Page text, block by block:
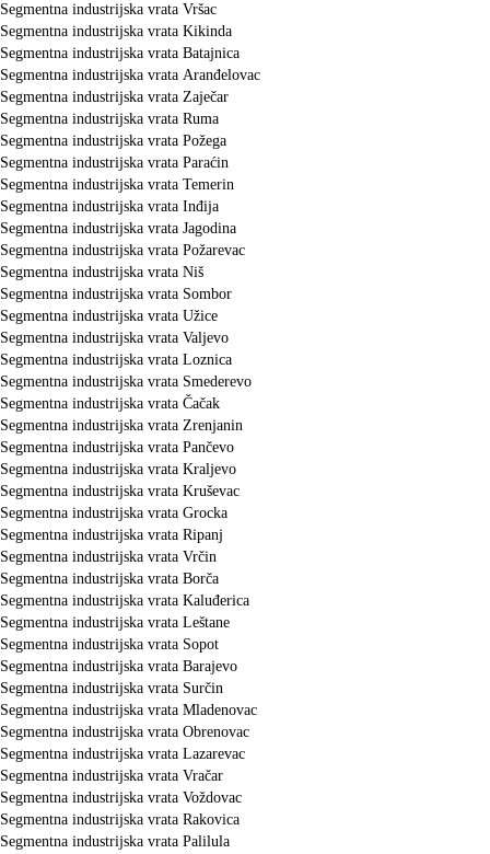
Segmentna industrijska vrata Vršac
Segmentna industrijska vrata Kikinda
Segmentna industrijska vrata Batajnica
Segmentna industrijska vrata Aranđelovac
Segmentna industrijska vrata Zaječar
Segmentna industrijska vrata Ruma
Segmentna industrijska vrata Požega
Segmentna industrijska vrata Paraćin
Segmentna industrijska vrata Temerin
Segmentna industrijska vrata Inđija
Segmentna industrijska vrata Jagodina
Segmentna industrijska vrata Požarevac
Segmentna industrijska vrata Niš
Segmentna industrijska vrata Sombor
Segmentna industrijska vrata Užice
Segmentna industrijska vrata Valjevo
Segmentna industrijska vrata Loznica
Segmentna industrijska vrata Smederevo
Segmentna industrijska vrata Čačak
Segmentna industrijska vrata Zrenjanin
Segmentna industrijska vrata Pančevo
Segmentna industrijska vrata Kraljevo
Segmentna industrijska vrata Kruševac
Segmentna industrijska vrata Grocka
Segmentna industrijska vrata Ripanj
Segmentna industrijska vrata Vrčin
Segmentna industrijska vrata Borča
Segmentna industrijska vrata Kaluđerica
Segmentna industrijska vrata Leštane
Segmentna industrijska vrata Sopot
Segmentna industrijska vrata Barajevo
Segmentna industrijska vrata Surčin
Segmentna industrijska vrata Mladenovac
Segmentna industrijska vrata Obrenovac
Segmentna industrijska vrata Lazarevac
Segmentna industrijska vrata Vračar
Segmentna industrijska vrata Voždovac
Segmentna industrijska vrata Rakovica
Segmentna industrijska vrata Palilula